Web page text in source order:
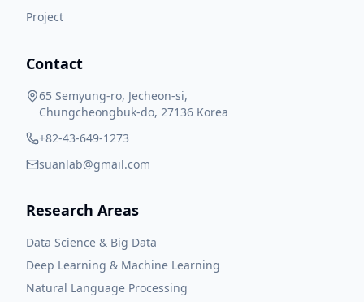
Project
Contact
65 Semyung-ro, Jecheon-si,
Chungcheongbuk-do, 27136 Korea
+82-43-649-1273
suanlab@gmail.com
Research Areas
Data Science & Big Data
Deep Learning & Machine Learning
Natural Language Processing